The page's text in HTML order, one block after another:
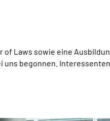
Laws sowie eine
begonnen.